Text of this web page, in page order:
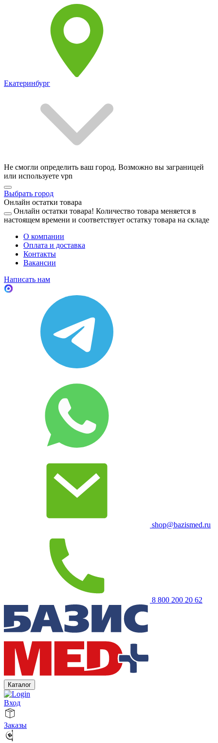
Екатеринбург
Не смогли определить ваш город. Возможно вы заграницей
или используете vpn
Выбрать город
Онлайн остатки товара
Онлайн остатки товара! Количество товара меняется в
настоящем времени и соответствует остатку товара на складе
О компании
Оплата и доставка
Контакты
Вакансии
Написать нам
shop@bazismed.ru
8 800 200 20 62
Каталог
Вход
Заказы